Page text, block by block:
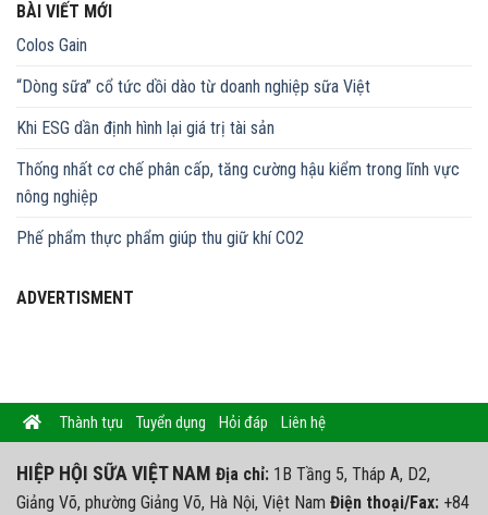
BÀI VIẾT MỚI
Colos Gain
“Dòng sữa” cổ tức dồi dào từ doanh nghiệp sữa Việt
Khi ESG dần định hình lại giá trị tài sản
Thống nhất cơ chế phân cấp, tăng cường hậu kiểm trong lĩnh vực
nông nghiệp
Phế phẩm thực phẩm giúp thu giữ khí CO2
ADVERTISMENT
Thành tựu Tuyển dụng Hỏi đáp Liên hệ
HIỆP HỘI SỮA VIỆT NAM Địa chỉ: 1B Tầng 5, Tháp A, D2,
Giảng Võ, phường Giảng Võ, Hà Nội, Việt Nam Điện thoại/Fax: +84